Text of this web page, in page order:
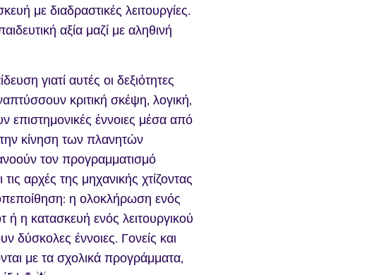
με διαδραστικές λειτουργίες.
αξία μαζί με αληθινή
γιατί αυτές οι δεξιότητες
κριτική σκέψη, λογική,
επιστημονικές έννοιες μέσα από
κίνηση των πλανητών
τον προγραμματισμό
αρχές της μηχανικής χτίζοντας
η ολοκλήρωση ενός
η κατασκευή ενός λειτουργικού
δύσκολες έννοιες. Γονείς και
με τα σχολικά προγράμματα,